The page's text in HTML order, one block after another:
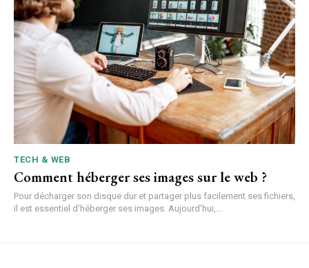
TECH & WEB
Comment héberger ses images sur le web ?
Pour décharger son disque dur et partager plus facilement ses fichiers,
il est essentiel d'héberger ses images. Aujourd'hui,...